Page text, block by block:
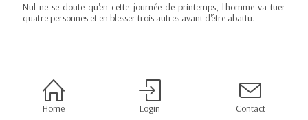
Nul ne se doute qu'en cette journée de printemps, l'homme va tuer
quatre personnes et en blesser trois autres avant d'être abattu.
Home Login Contact